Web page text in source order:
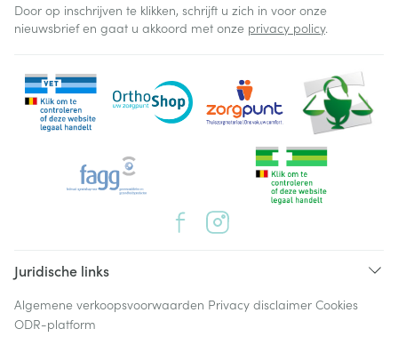
Door op inschrijven te klikken, schrijft u zich in voor onze
nieuwsbrief en gaat u akkoord met onze privacy policy.
Juridische links
Algemene verkoopsvoorwaarden Privacy disclaimer Cookies
ODR-platform